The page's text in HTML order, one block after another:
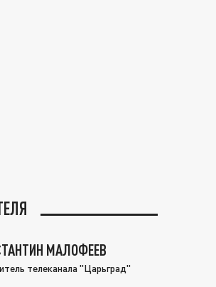
МАЛОФЕЕВ
телеканала "Царьград"